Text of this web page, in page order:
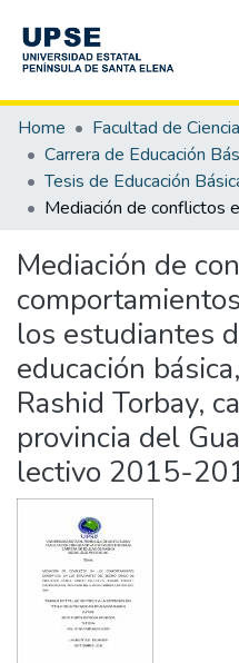
Communities & Collections
All of DSpace
Statistics
Home
Carrera de Educación
Tesis de Educación
Mediación de
los estudiantes
educación
Rashid Torbay,
provincia del
lectivo 2015-